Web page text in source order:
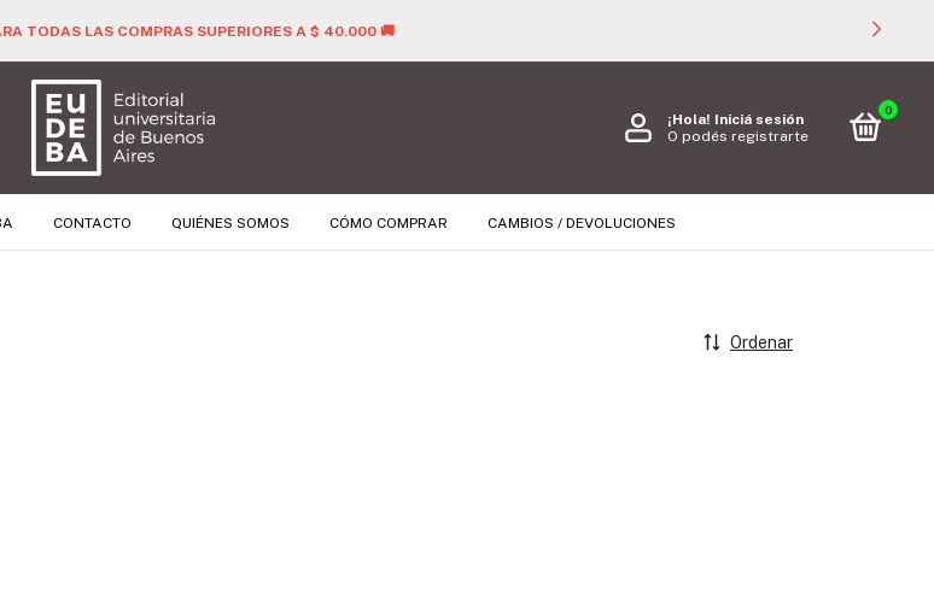
TODAS LAS COMPRAS SUPERIORES A $ 40.000 🚚
¡Hola! Iniciá sesión
O podés registrarte
0
CONTACTO QUIÉNES SOMOS CÓMO COMPRAR CAMBIOS / DEVOLUCIONES
Ordenar